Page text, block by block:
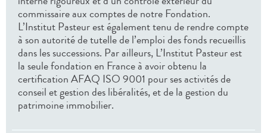
commissaire aux comptes de notre Fondation.
L’Institut Pasteur est également tenu de rendre compte
à son autorité de tutelle de l’emploi des fonds recueillis
dans les successions. Par ailleurs, L’Institut Pasteur est
la seule fondation en France à avoir obtenu la
certification AFAQ ISO 9001 pour ses activités de
conseil et gestion des libéralités, et de la gestion du
patrimoine immobilier.